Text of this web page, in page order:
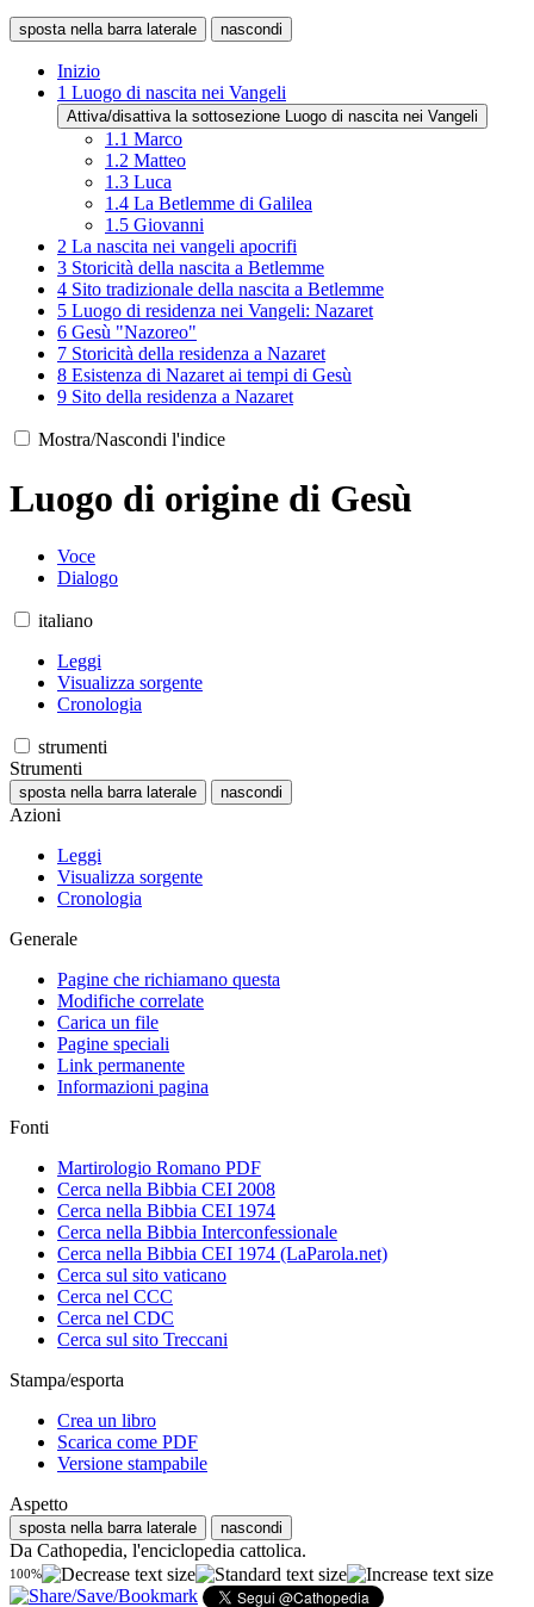
sposta nella barra laterale nascondi
Inizio
1 Luogo di nascita nei Vangeli
Attiva/disattiva la sottosezione Luogo di nascita nei Vangeli
1.1 Marco
1.2 Matteo
1.3 Luca
1.4 La Betlemme di Galilea
1.5 Giovanni
2 La nascita nei vangeli apocrifi
3 Storicità della nascita a Betlemme
4 Sito tradizionale della nascita a Betlemme
5 Luogo di residenza nei Vangeli: Nazaret
6 Gesù "Nazoreo"
7 Storicità della residenza a Nazaret
8 Esistenza di Nazaret ai tempi di Gesù
9 Sito della residenza a Nazaret
Mostra/Nascondi l'indice
Luogo di origine di Gesù
Voce
Dialogo
italiano
Leggi
Visualizza sorgente
Cronologia
strumenti
Strumenti
sposta nella barra laterale nascondi
Azioni
Leggi
Visualizza sorgente
Cronologia
Generale
Pagine che richiamano questa
Modifiche correlate
Carica un file
Pagine speciali
Link permanente
Informazioni pagina
Fonti
Martirologio Romano PDF
Cerca nella Bibbia CEI 2008
Cerca nella Bibbia CEI 1974
Cerca nella Bibbia Interconfessionale
Cerca nella Bibbia CEI 1974 (LaParola.net)
Cerca sul sito vaticano
Cerca nel CCC
Cerca nel CDC
Cerca sul sito Treccani
Stampa/esporta
Crea un libro
Scarica come PDF
Versione stampabile
Aspetto
sposta nella barra laterale nascondi
Da Cathopedia, l'enciclopedia cattolica.
100%